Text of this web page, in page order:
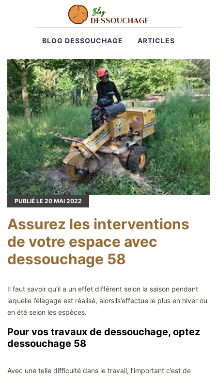
BLOG DESSOUCHAGE ARTICLES
PUBLIÉ LE 20 MAI 2022
Assurez les interventions
de votre espace avec
dessouchage 58
Il faut savoir qu’il a un effet différent selon la saison pendant
laquelle l’élagage est réalisé, alorsils’effectue le plus en hiver ou
en été selon les espèces.
Pour vos travaux de dessouchage, optez
dessouchage 58
Avec une telle difficulté dans le travail, l’important c’est de